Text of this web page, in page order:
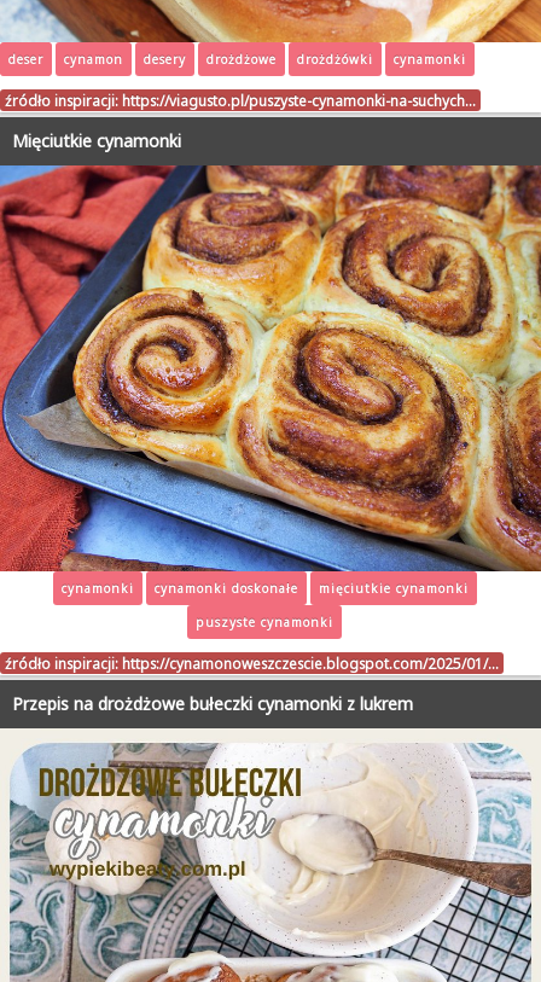
deser cynamon desery drożdżowe drożdżówki cynamonki
źródło inspiracji: https://viagusto.pl/puszyste-cynamonki-na-suchych…
Mięciutkie cynamonki
cynamonki cynamonki doskonałe
mięciutkie cynamonki
puszyste cynamonki
źródło inspiracji: https://cynamonoweszczescie.blogspot.com/2025/01/…
Przepis na drożdżowe bułeczki cynamonki z lukrem